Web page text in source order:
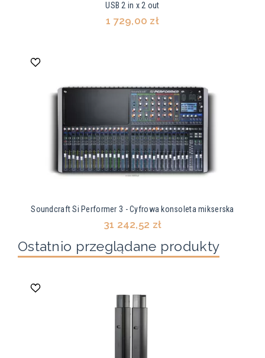
USB 2 in x 2 out
1 729,00 zł
Soundcraft Si Performer 3 - Cyfrowa konsoleta mikserska
31 242,52 zł
Ostatnio przeglądane produkty